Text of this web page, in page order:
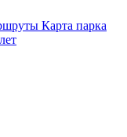
Карта парка